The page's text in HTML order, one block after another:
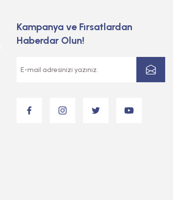
Kampanya ve Fırsatlardan
Haberdar Olun!